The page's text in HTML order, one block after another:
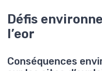
Défis
l’eor
Conséquences